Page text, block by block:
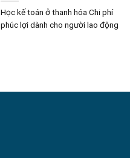
Học kế toán ở thanh hóa Chi phí
phúc lợi dành cho người lao động